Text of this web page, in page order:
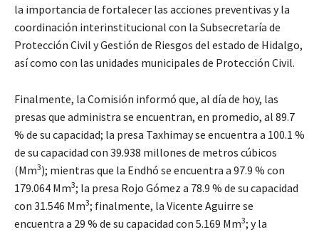
la importancia de fortalecer las acciones preventivas y la
coordinación interinstitucional con la Subsecretaría de
Protección Civil y Gestión de Riesgos del estado de Hidalgo,
así como con las unidades municipales de Protección Civil.
Finalmente, la Comisión informó que, al día de hoy, las
presas que administra se encuentran, en promedio, al 89.7
% de su capacidad; la presa Taxhimay se encuentra a 100.1 %
de su capacidad con 39.938 millones de metros cúbicos
(Mm3); mientras que la Endhó se encuentra a 97.9 % con
179.064 Mm3; la presa Rojo Gómez a 78.9 % de su capacidad
con 31.546 Mm3; finalmente, la Vicente Aguirre se
encuentra a 29 % de su capacidad con 5.169 Mm3; y la